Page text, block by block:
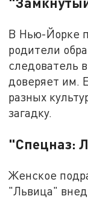
В Нью-Йорке
родители
следователь
доверяет им.
разных
загадку.
"Спецназ:
Женское
"Львица"